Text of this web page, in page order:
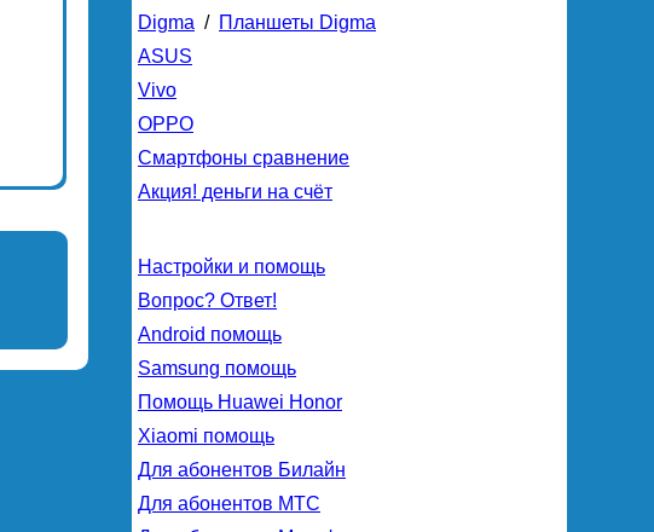
Digma / Планшеты Digma
ASUS
Vivo
OPPO
Смартфоны сравнение
Акция! деньги на счёт
Настройки и помощь
Вопрос? Ответ!
Android помощь
Samsung помощь
Помощь Huawei Honor
Xiaomi помощь
Для абонентов Билайн
Для абонентов МТС